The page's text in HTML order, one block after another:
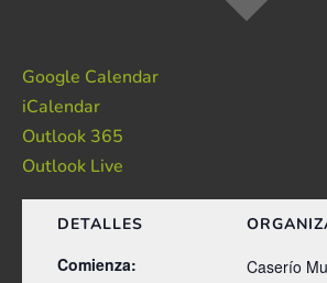
Google Calendar
iCalendar
Outlook 365
Outlook Live
DETALLES
Comienza:
Caserío